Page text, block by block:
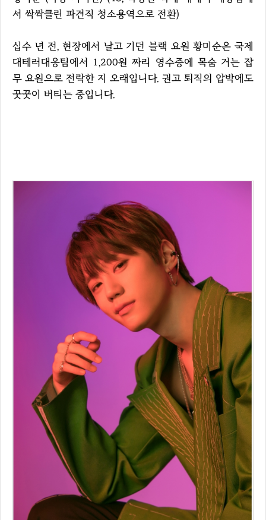
서 싹싹클린 파견직 청소용역으로 전환)
십수 년 전, 현장에서 날고 기던 블랙 요원 황미순은 국제
대테러대응팀에서 1,200원 짜리 영수증에 목숨 거는 잡
무 요원으로 전락한 지 오래입니다. 권고 퇴직의 압박에도
꿋꿋이 버티는 중입니다.